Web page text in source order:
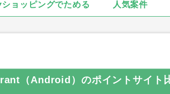
ショッピングでためる 人気案件
（Android）のポイントサイト